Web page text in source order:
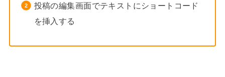
投稿の編集画面でテキストにショートコード
を挿入する